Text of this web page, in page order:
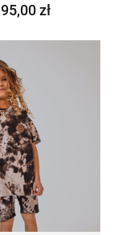
95,00 zł